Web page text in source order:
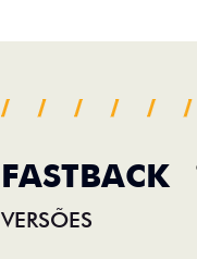
FASTBACK
VERSÕES